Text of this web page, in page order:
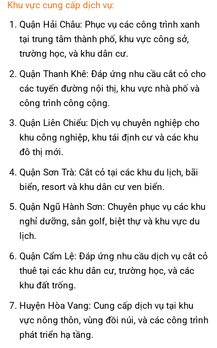
Khu vực cung cấp dịch vụ:
Quận Hải Châu: Phục vụ các công trình xanh
tại trung tâm thành phố, khu vực công sở,
trường học, và khu dân cư.
Quận Thanh Khê: Đáp ứng nhu cầu cắt cỏ cho
các tuyến đường nội thị, khu vực nhà phố và
công trình công cộng.
Quận Liên Chiểu: Dịch vụ chuyên nghiệp cho
khu công nghiệp, khu tái định cư và các khu
đô thị mới.
Quận Sơn Trà: Cắt cỏ tại các khu du lịch, bãi
biển, resort và khu dân cư ven biển.
Quận Ngũ Hành Sơn: Chuyên phục vụ các khu
nghỉ dưỡng, sân golf, biệt thự và khu vực du
lịch.
Quận Cẩm Lệ: Đáp ứng nhu cầu dịch vụ cắt cỏ
thuê tại các khu dân cư, trường học, và các
khu đất trống.
Huyện Hòa Vang: Cung cấp dịch vụ tại khu
vực nông thôn, vùng đồi núi, và các công trình
phát triển hạ tầng.